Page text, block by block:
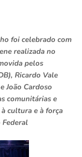
foi celebrado com
realizada no
pelos
Ricardo Vale
João Cardoso
comunitárias e
cultura e à força